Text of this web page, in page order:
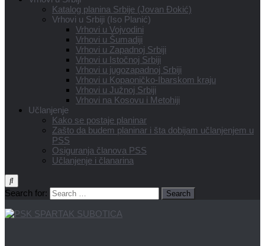
Katalog planina Srbije (Jovan Đokić)
Vrhovi u Srbiji (Iso Planić)
Vrhovi u Vojvodini
Vrhovi u Šumadiji
Vrhovi u Zapadnoj Srbiji
Vrhovi u Istočnoj Srbiji
Vrhovi u jugozapadnoj Srbiji
Vrhovi u Kopaoničko-Ibarskom kraju
Vrhovi u Južnoj Srbiji
Vrhovi na Kosovu i Metohiji
Učlanjenje
Kako se postaje planinar
Zašto da budem planinar i šta dobijam učlanjenjem u
PSS
Osiguranja članova PSS
Učlanjenje i članarina
Search for: